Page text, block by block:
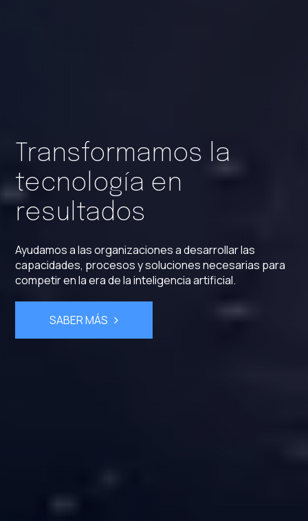
Transformamos la
tecnología en
resultados
Ayudamos a las organizaciones a desarrollar las
capacidades, procesos y soluciones necesarias para
competir en la era de la inteligencia artificial.
SABER MÁS